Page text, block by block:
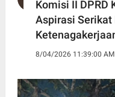
Komisi II DPRD
Aspirasi Serikat
8/04/2026 11:39:00 AM